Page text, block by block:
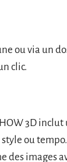
ou via un
clic.
3D
ou
des images